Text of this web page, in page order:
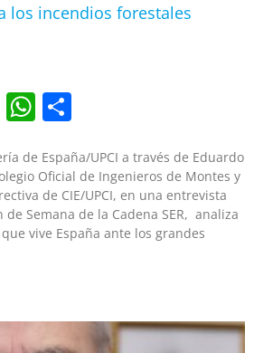
los incendios forestales
EmailWhatsApp
de España/UPCI a través de Eduardo
Oficial de Ingenieros de Montes y
de CIE/UPCI, en una entrevista
de Semana de la Cadena SER, analiza
vive España ante los grandes